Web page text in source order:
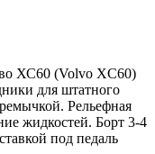
ХС60 (Volvo XC60)
для штатного
Рельефная
жидкостей. Борт 3-4
под педаль